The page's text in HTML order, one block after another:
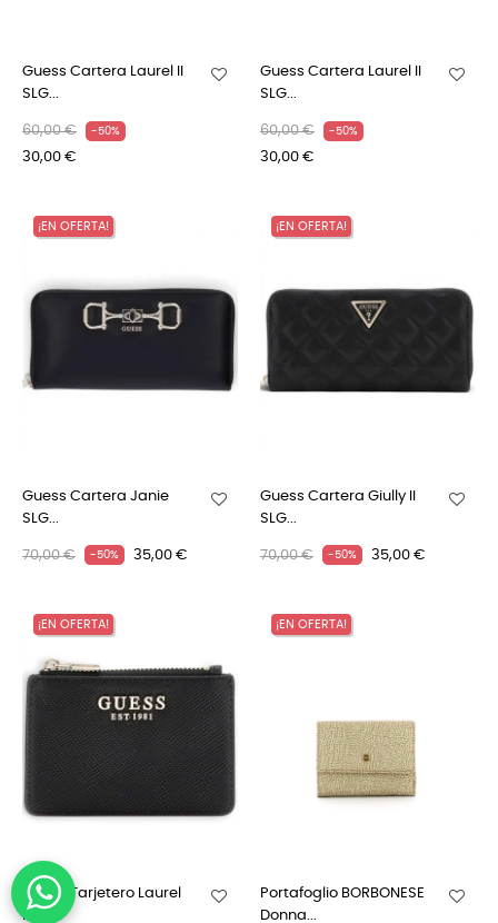
Guess Cartera Laurel II
SLG...
60,00 € -50%
30,00 €
Guess Cartera Laurel II
SLG...
60,00 € -50%
30,00 €
¡EN OFERTA!
Guess Cartera Janie
SLG...
70,00 € -50% 35,00 €
¡EN OFERTA!
Guess Cartera Giully II
SLG...
70,00 € -50% 35,00 €
¡EN OFERTA!
Guess Tarjetero Laurel
II...
¡EN OFERTA!
Portafoglio BORBONESE
Donna...